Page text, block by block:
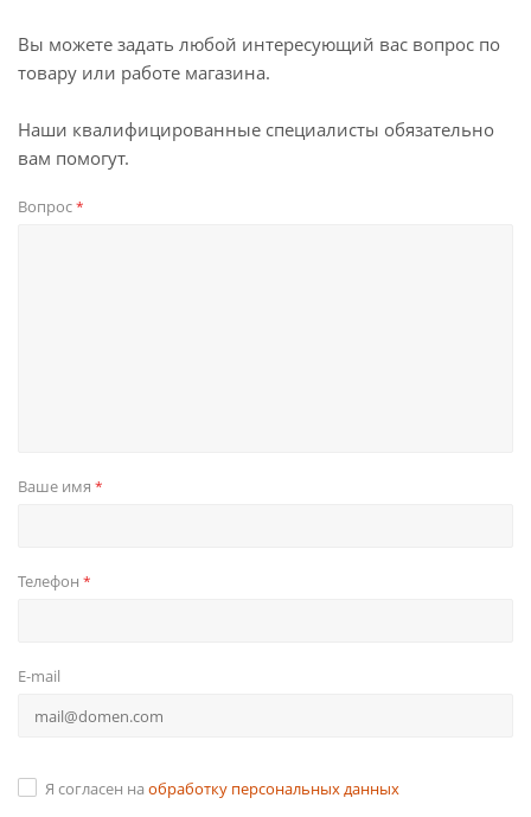
Вы можете задать любой интересующий вас вопрос по
товару или работе магазина.
Наши квалифицированные специалисты обязательно
вам помогут.
Вопрос*
Ваше имя *
Телефон *
E-mail
Я согласен на обработку персональных данных